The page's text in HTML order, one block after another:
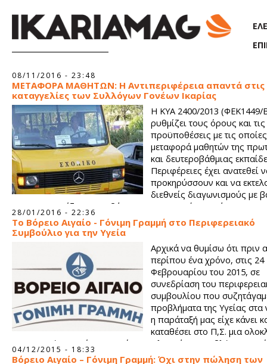
08/11/2016 - 23:48
ΜΕΤΑΦΟΡΑ ΜΑΘΗΤΩΝ: Η Αντιπεριφέρεια απαντά στις
καταγγελίες των Συλλόγων Γονέων Ικαρίας
Η ΚΥΑ 2400/2013 (ΦΕΚ1449/
ρυθμίζει τους όρους και τις
προϋποθέσεις με τις οποίες
μεταφορά μαθητών της
και δευτεροβάθμιας
Περιφέρειες έχει ανατεθεί
προκηρύσσουν και να
διεθνείς διαγωνισμούς με
που η ΚΥΑ ορίζει και με βάση τις συγκεκριμένες ανάγκες
μαθητών, που οι Δ/νσεις Πρωτοβάθμιας & Δευτεροβάθμιας
εκπαίδευσης ζητούν με σχετικά έγγραφά τους – τα οποία
αποστέλλονται στις ημερομηνίες που η ΚΥΑ ορίζει.
28/01/2016 - 22:36
Το Βόρειο Αιγαίο - Γόνιμη Γραμμή στο Περιφερειακό
Συμβούλιο για την Υγεία
Αρχικά να θυμίσω ότι πριν
περίπου ένα χρόνο, στις 24
Φεβρουαρίου του 2015, σε
συνεδρίαση του
συμβουλίου που
προβλήματα της Υγείας στα
η παράταξή μας είχε κάνει
καταθέσει στο Π,Σ. μια
καταγραφή, η οποία αφορούσε αναλυτικά τα προβλήματα σε
νησιά μας. Σε εκείνο το Περιφερειακό συμβούλιο, μετά από
04/12/2015 - 18:33
Βόρειο Αιγαίο – Γόνιμη Γραμμή: Όχι στην πώληση των